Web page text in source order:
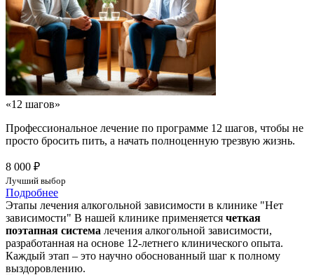
«12 шагов»
Профессиональное лечение по программе 12 шагов, чтобы не
просто бросить пить, а начать полноценную трезвую жизнь.
8 000 ₽
Лучший выбор
Подробнее
Этапы лечения алкогольной зависимости в клинике "Нет
зависимости" В нашей клинике применяется четкая
поэтапная система лечения алкогольной зависимости,
разработанная на основе 12-летнего клинического опыта.
Каждый этап – это научно обоснованный шаг к полному
выздоровлению.